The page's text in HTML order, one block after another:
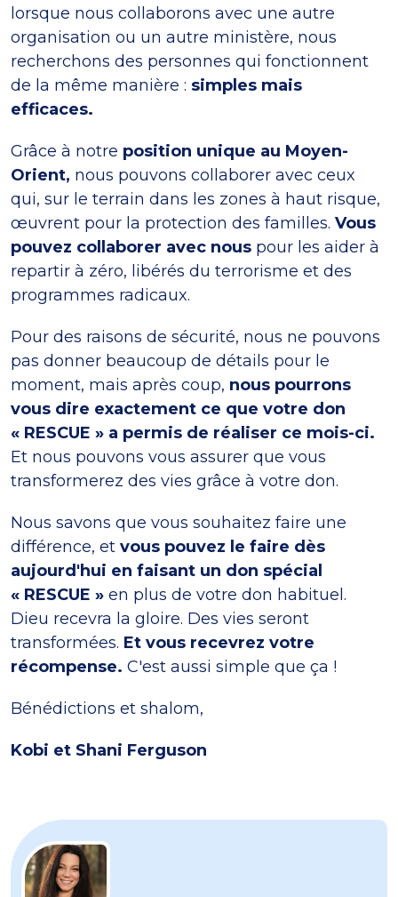
lorsque nous collaborons avec une autre
organisation ou un autre ministère, nous
recherchons des personnes qui fonctionnent
de la même manière : simples mais
efficaces.
Grâce à notre position unique au Moyen-
Orient, nous pouvons collaborer avec ceux
qui, sur le terrain dans les zones à haut risque,
œuvrent pour la protection des familles. Vous
pouvez collaborer avec nous pour les aider à
repartir à zéro, libérés du terrorisme et des
programmes radicaux.
Pour des raisons de sécurité, nous ne pouvons
pas donner beaucoup de détails pour le
moment, mais après coup, nous pourrons
vous dire exactement ce que votre don
« RESCUE » a permis de réaliser ce mois-ci.
Et nous pouvons vous assurer que vous
transformerez des vies grâce à votre don.
Nous savons que vous souhaitez faire une
différence, et vous pouvez le faire dès
aujourd'hui en faisant un don spécial
« RESCUE » en plus de votre don habituel.
Dieu recevra la gloire. Des vies seront
transformées. Et vous recevrez votre
récompense. C'est aussi simple que ça !
Bénédictions et shalom,
Kobi et Shani Ferguson